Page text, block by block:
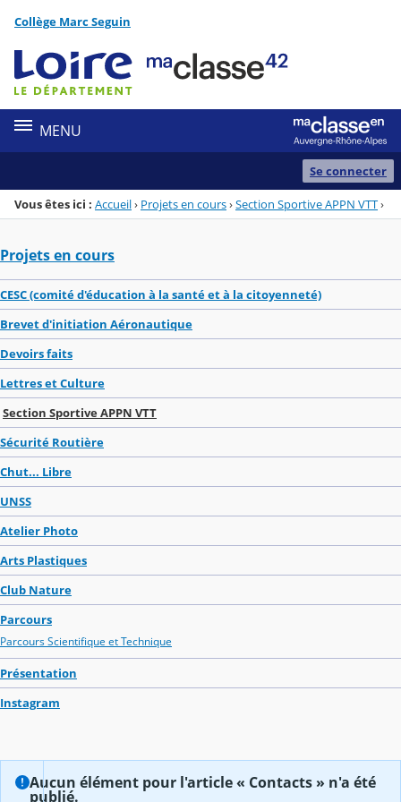
Menu de la rubrique
Contenu
Collège Marc Seguin
MENU
Se connecter
Vous êtes ici : Accueil› Projets en cours›Section Sportive APPN VTT›
Projets en cours
CESC (comité d'éducation à la santé et à la citoyenneté)
Brevet d'initiation Aéronautique
Devoirs faits
Lettres et Culture
Section Sportive APPN VTT
Sécurité Routière
Chut... Libre
UNSS
Atelier Photo
Arts Plastiques
Club Nature
Parcours
Parcours Scientifique et Technique
Présentation
Instagram
Aucun élément pour l'article « Contacts » n'a été
publié.